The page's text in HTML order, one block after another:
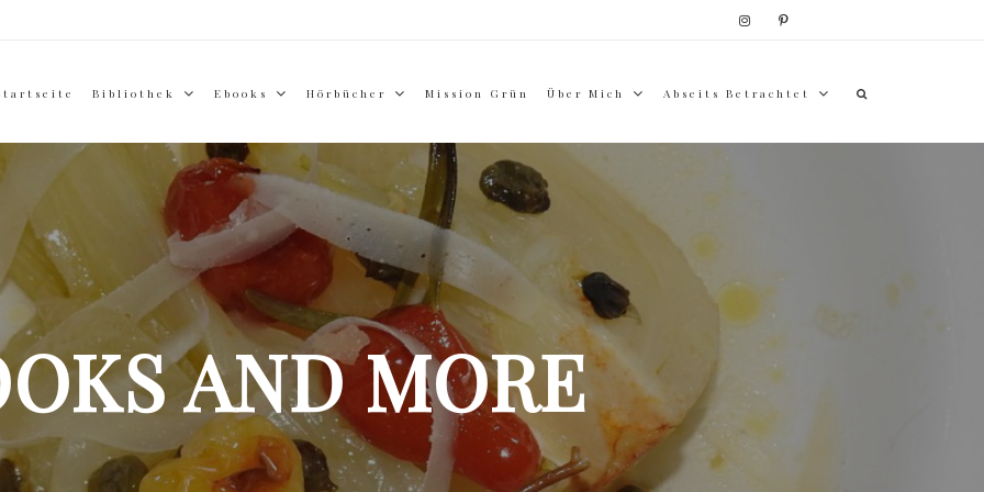
Bibliothek Ebooks Hörbücher Mission Grün Über Mich Abseits Betrachtet
AND MORE